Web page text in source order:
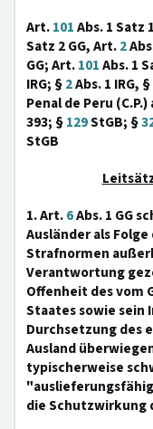
Art.101Abs. 1 Satz
Satz 2 GG, Art.2
GG; Art.101Abs. 1
IRG; §2Abs. 1 IRG, §
Penal de Peru
393; §129StGB; §
StGB
1. Art.6Abs. 1 GG
Ausländer als
Strafnormen
Verantwortung
Offenheit des vom
Staates sowie sein
Durchsetzung des
Ausland
typischerweise
die Schutzwirkung